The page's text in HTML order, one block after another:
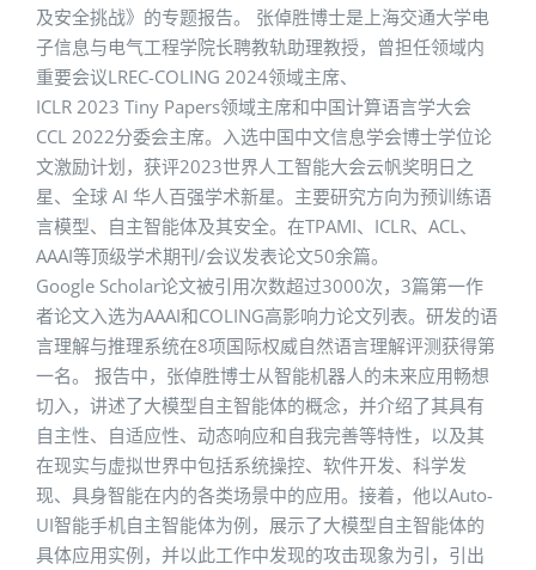
及安全挑战》的专题报告。 张倬胜博士是上海交通大学电
子信息与电气工程学院长聘教轨助理教授，曾担任领域内
重要会议LREC-COLING 2024领域主席、
ICLR 2023 Tiny Papers领域主席和中国计算语言学大会
CCL 2022分委会主席。入选中国中文信息学会博士学位论
文激励计划，获评2023世界人工智能大会云帆奖明日之
星、全球 AI 华人百强学术新星。主要研究方向为预训练语
言模型、自主智能体及其安全。在TPAMI、ICLR、ACL、
AAAI等顶级学术期刊/会议发表论文50余篇。
Google Scholar论文被引用次数超过3000次，3篇第一作
者论文入选为AAAI和COLING高影响力论文列表。研发的语
言理解与推理系统在8项国际权威自然语言理解评测获得第
一名。 报告中，张倬胜博士从智能机器人的未来应用畅想
切入，讲述了大模型自主智能体的概念，并介绍了其具有
自主性、自适应性、动态响应和自我完善等特性，以及其
在现实与虚拟世界中包括系统操控、软件开发、科学发
现、具身智能在内的各类场景中的应用。接着，他以Auto-
UI智能手机自主智能体为例，展示了大模型自主智能体的
具体应用实例，并以此工作中发现的攻击现象为引，引出